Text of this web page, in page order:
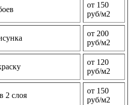
от 150
руб/м2
от 200
руб/м2
от 120
руб/м2
2 слоя
от 150
руб/м2